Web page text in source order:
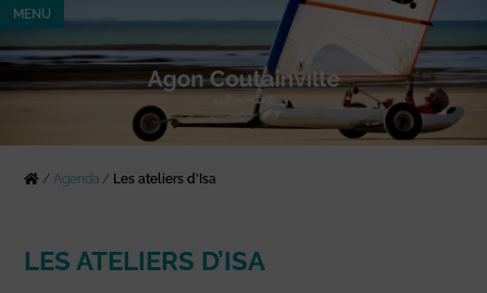
MENU
/Agenda / Les ateliers d’Isa
LES ATELIERS D’ISA